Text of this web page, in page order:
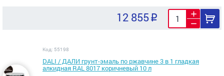
12 855
Код: 55198
DALI / ДАЛИ грунт-эмаль по ржавчине 3 в 1 гладкая
алкидная RAL 8017 коричневый 10 л